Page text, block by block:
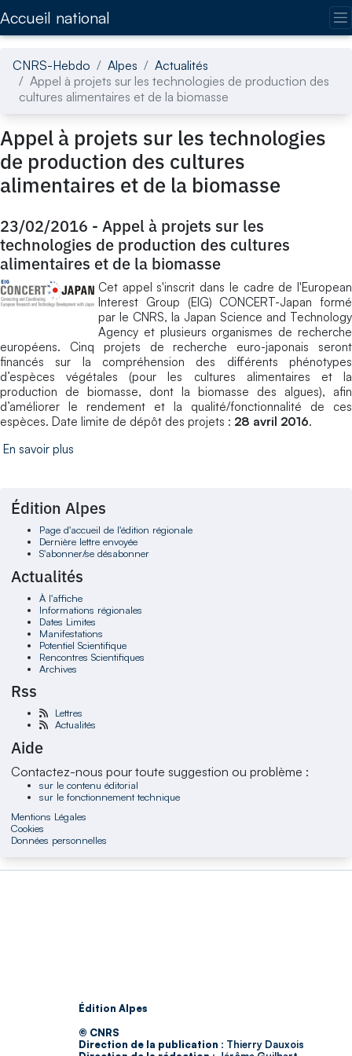
Accueil national
CNRS-Hebdo Alpes
Actualités
Appel à projets sur les technologies de production des
cultures alimentaires et de la biomasse
Appel à projets sur les technologies
de production des cultures
alimentaires et de la biomasse
23/02/2016 - Appel à projets sur les
technologies de production des cultures
alimentaires et de la biomasse
Cet appel s'inscrit dans le cadre de l'European
Interest Group (EIG) CONCERT-Japan formé
par le CNRS, la Japan Science and Technology
Agency et plusieurs organismes de recherche
européens. Cinq projets de recherche euro-japonais seront
financés sur la compréhension des différents phénotypes
d’espèces végétales (pour les cultures alimentaires et la
production de biomasse, dont la biomasse des algues), afin
d’améliorer le rendement et la qualité/fonctionnalité de ces
espèces. Date limite de dépôt des projets : 28 avril 2016.
En savoir plus
Édition Alpes
Page d'accueil de l'édition régionale
Dernière lettre envoyée
S'abonner/se désabonner
Actualités
À l'affiche
Informations régionales
Dates Limites
Manifestations
Potentiel Scientifique
Rencontres Scientifiques
Archives
Rss
Lettres
Actualités
Aide
Contactez-nous pour toute suggestion ou problème :
sur le contenu éditorial
sur le fonctionnement technique
Mentions Légales
Cookies
Données personnelles
Édition Alpes
© CNRS
Direction de la publication : Thierry Dauxois